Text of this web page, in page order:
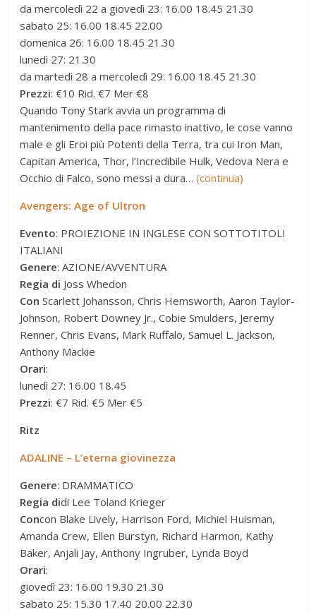
da mercoledì 22 a giovedì 23: 16.00 18.45 21.30
sabato 25: 16.00 18.45 22.00
domenica 26: 16.00 18.45 21.30
lunedì 27: 21.30
da martedì 28 a mercoledì 29: 16.00 18.45 21.30
Prezzi: €10 Rid. €7 Mer €8
Quando Tony Stark avvia un programma di
mantenimento della pace rimasto inattivo, le cose vanno
male e gli Eroi più Potenti della Terra, tra cui Iron Man,
Capitan America, Thor, l’Incredibile Hulk, Vedova Nera e
Occhio di Falco, sono messi a dura…(continua)
Avengers: Age of Ultron
Evento: PROIEZIONE IN INGLESE CON SOTTOTITOLI
ITALIANI
Genere: AZIONE/AVVENTURA
Regia di Joss Whedon
Con Scarlett Johansson, Chris Hemsworth, Aaron Taylor-
Johnson, Robert Downey Jr., Cobie Smulders, Jeremy
Renner, Chris Evans, Mark Ruffalo, Samuel L. Jackson,
Anthony Mackie
Orari:
lunedì 27: 16.00 18.45
Prezzi: €7 Rid. €5 Mer €5
Ritz
ADALINE – L’eterna giovinezza
Genere: DRAMMATICO
Regia didi Lee Toland Krieger
Concon Blake Lively, Harrison Ford, Michiel Huisman,
Amanda Crew, Ellen Burstyn, Richard Harmon, Kathy
Baker, Anjali Jay, Anthony Ingruber, Lynda Boyd
Orari:
giovedì 23: 16.00 19.30 21.30
sabato 25: 15.30 17.40 20.00 22.30